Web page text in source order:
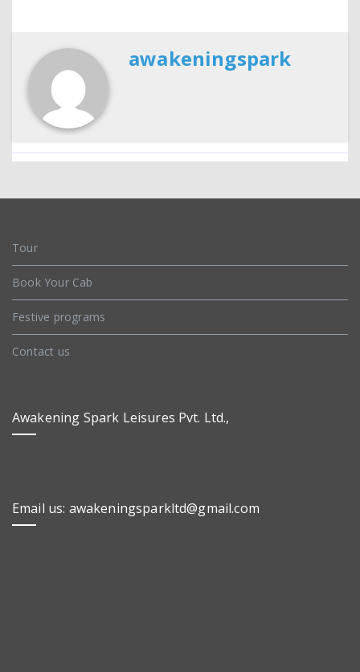
awakeningspark
Tour
Book Your Cab
Festive programs
Contact us
Awakening Spark Leisures Pvt. Ltd.,
Email us: awakeningsparkltd@gmail.com